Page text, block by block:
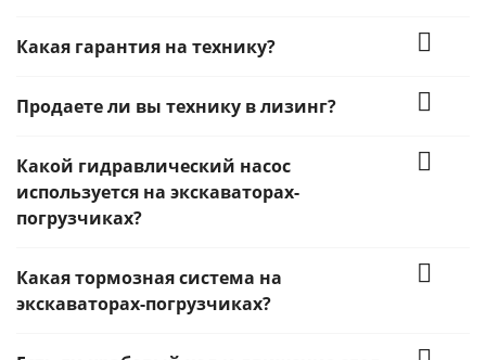
Какая гарантия на технику?
Продаете ли вы технику в лизинг?
Какой гидравлический насос
используется на экскаваторах-
погрузчиках?
Какая тормозная система на
экскаваторах-погрузчиках?